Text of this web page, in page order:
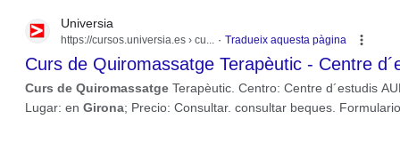
Curs de Quiromassatge Terapèutic - Centre
Universia
https://cursos.universia.es › cu... Tradueix aquesta pàgina
Curs de Quiromassatge Terapèutic. Centro: Centre d´estudis
Lugar: en Girona; Precio: Consultar. consultar beques.